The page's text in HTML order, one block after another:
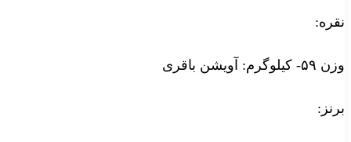
نقره:
وزن ۵۹- کیلوگرم: آویشن باقری
برنز: